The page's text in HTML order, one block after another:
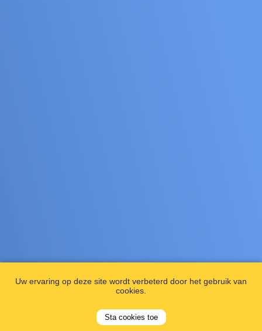
Uw ervaring op deze site wordt verbeterd door het gebruik van
cookies.
Sta cookies toe